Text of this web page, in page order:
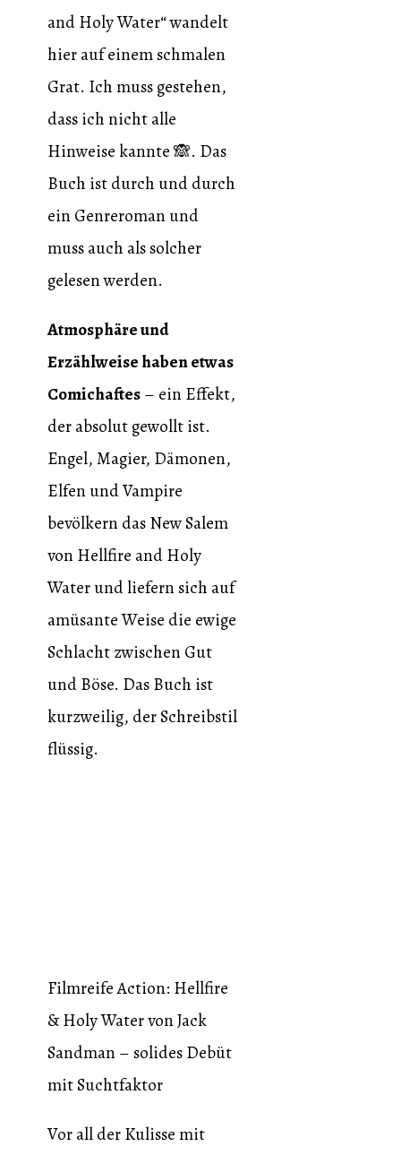
and Holy Water“ wandelt
hier auf einem schmalen
Grat. Ich muss gestehen,
dass ich nicht alle
Hinweise kannte 🙈. Das
Buch ist durch und durch
ein Genreroman und
muss auch als solcher
gelesen werden.
Atmosphäre und
Erzählweise haben etwas
Comichaftes– ein Effekt,
der absolut gewollt ist.
Engel, Magier, Dämonen,
Elfen und Vampire
bevölkern das New Salem
von Hellfire and Holy
Water und liefern sich auf
amüsante Weise die ewige
Schlacht zwischen Gut
und Böse. Das Buch ist
kurzweilig, der Schreibstil
flüssig.
Filmreife Action: Hellfire
& Holy Water von Jack
Sandman – solides Debüt
mit Suchtfaktor
Vor all der Kulisse mit